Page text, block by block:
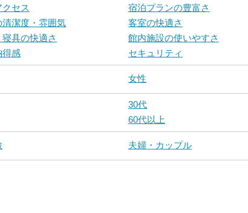
セス 宿泊プランの豊富さ
清潔度・雰囲気
客室の快適さ
具の快適さ
館内施設の使いやすさ
得感
セキュリティ
女性
30代
60代以上
夫婦・カップル